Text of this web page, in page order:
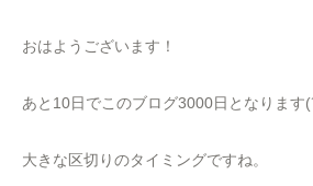
おはようございます！
あと10日でこのブログ3000日となります
大きな区切りのタイミングですね。